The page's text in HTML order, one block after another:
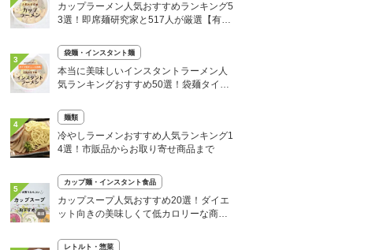
カップラーメン人気おすすめランキング5
3選！即席麺研究家と517人が厳選【有名
3
袋麺・インスタント麺
本当に美味しいインスタントラーメン人
気ランキングおすすめ50選！袋麺タイプ
4
麺類
冷やしラーメンおすすめ人気ランキング1
4選！市販品からお取り寄せ商品まで
5
カップ麺・インスタント食品
カップスープ人気おすすめ20選！ダイエ
ット向きの美味しくて低カロリーな商品
レトルト・惣菜